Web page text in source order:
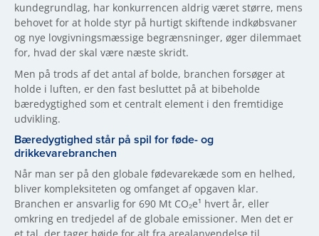
kundegrundlag, har konkurrencen aldrig været større, mens
behovet for at holde styr på hurtigt skiftende indkøbsvaner
og nye lovgivningsmæssige begrænsninger, øger dilemmaet
for, hvad der skal være næste skridt.
Men på trods af det antal af bolde, branchen forsøger at
holde i luften, er den fast besluttet på at bibeholde
bæredygtighed som et centralt element i den fremtidige
udvikling.
Bæredygtighed står på spil for føde- og
drikkevarebranchen
Når man ser på den globale fødevarekæde som en helhed,
bliver kompleksiteten og omfanget af opgaven klar.
Branchen er ansvarlig for 690 Mt CO₂e¹ hvert år, eller
omkring en tredjedel af de globale emissioner. Men det er